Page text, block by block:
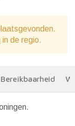
in de regio.
Bereikbaarheid